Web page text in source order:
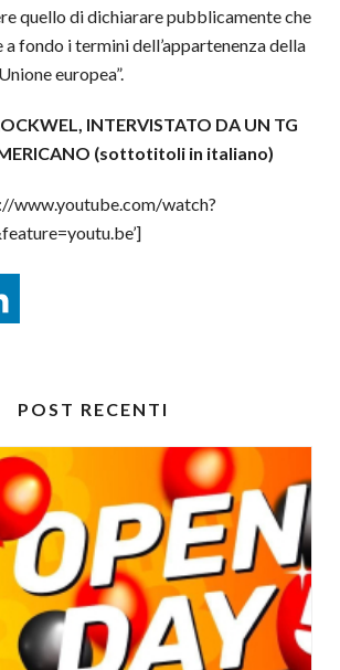
quello di dichiarare pubblicamente che
fondo i termini dell’appartenenza della
europea”.
INTERVISTATO DA UN TG
(sottotitoli in italiano)
www.youtube.com/watch?
POST RECENTI